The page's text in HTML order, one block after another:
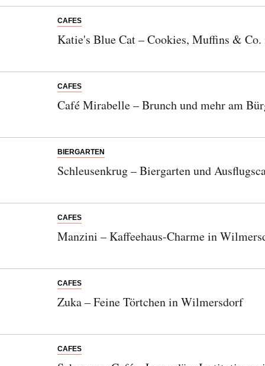
CAFES
Katie's Blue Cat – Cookies, Muffins &
CAFES
Café Mirabelle – Brunch und mehr am
BIERGARTEN
Schleusenkrug – Biergarten und
CAFES
Manzini – Kaffeehaus-Charme in
CAFES
Zuka – Feine Törtchen in Wilmersdorf
CAFES